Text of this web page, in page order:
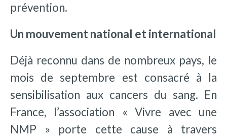
prévention.
Un mouvement national et international
Déjà reconnu dans de nombreux pays, le
mois de septembre est consacré à la
sensibilisation aux cancers du sang. En
France, l’association « Vivre avec une
NMP » porte cette cause à travers